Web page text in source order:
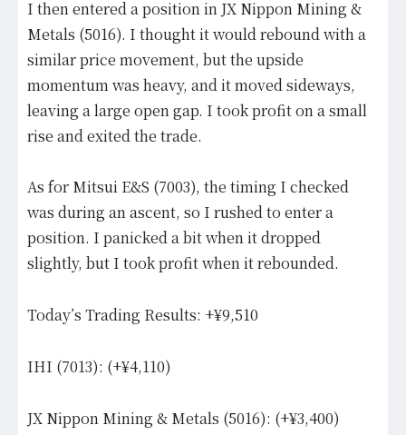
I then entered a position in JX Nippon Mining &
Metals (5016). I thought it would rebound with a
similar price movement, but the upside
momentum was heavy, and it moved sideways,
leaving a large open gap. I took profit on a small
rise and exited the trade.
As for Mitsui E&S (7003), the timing I checked
was during an ascent, so I rushed to enter a
position. I panicked a bit when it dropped
slightly, but I took profit when it rebounded.
Today’s Trading Results: +¥9,510
IHI (7013): (+¥4,110)
JX Nippon Mining & Metals (5016): (+¥3,400)